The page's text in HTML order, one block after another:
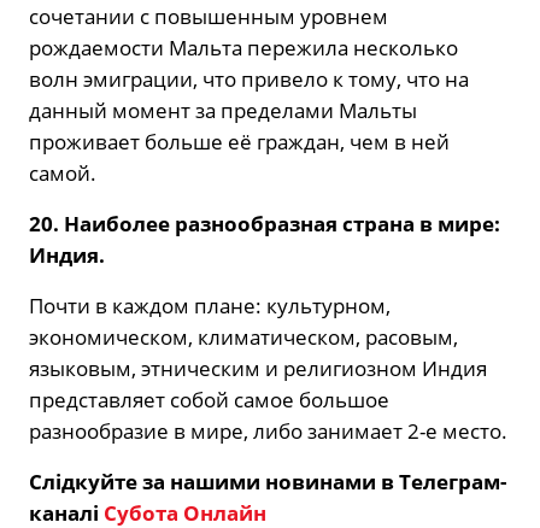
сочетании с повышенным уровнем
рождаемости Мальта пережила несколько
волн эмиграции, что привело к тому, что на
данный момент за пределами Мальты
проживает больше её граждан, чем в ней
самой.
20. Наиболее разнообразная страна в мире:
Индия.
Почти в каждом плане: культурном,
экономическом, климатическом, расовым,
языковым, этническим и религиозном Индия
представляет собой самое большое
разнообразие в мире, либо занимает 2-е место.
Слідкуйте за нашими новинами в Телеграм-
каналі Субота Онлайн